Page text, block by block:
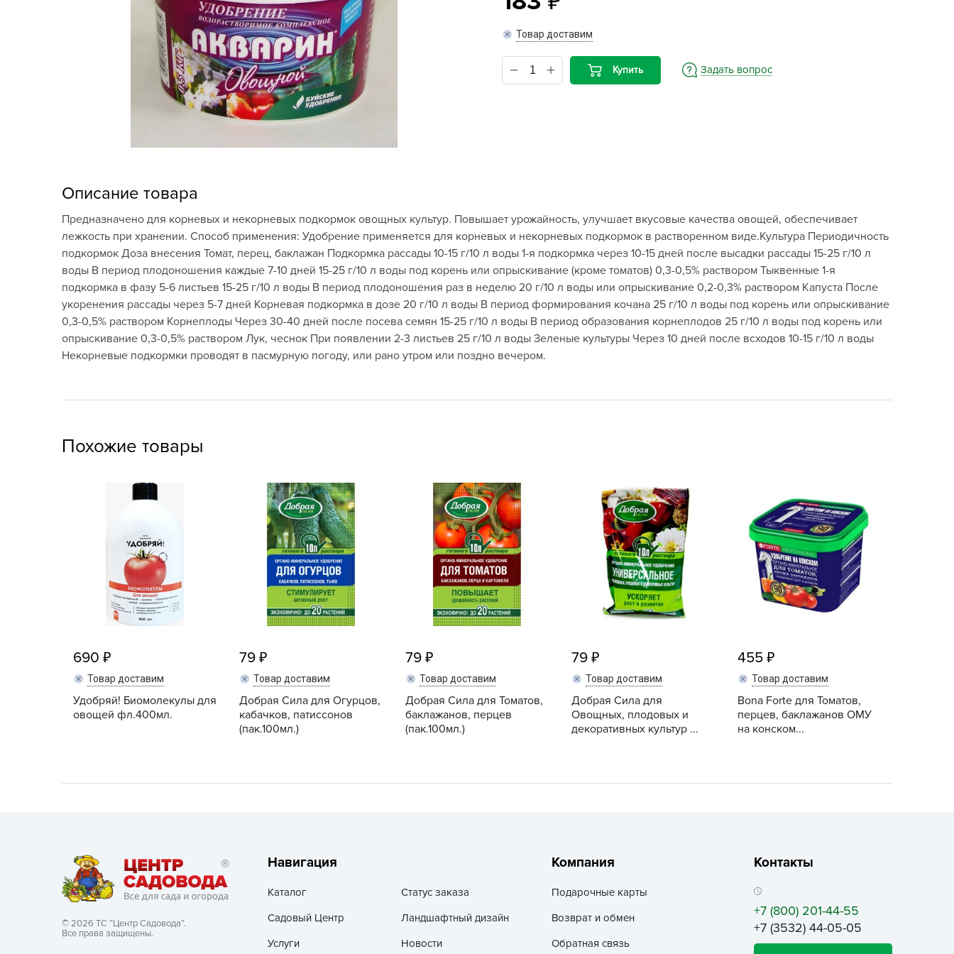
Кашпо, пластик,
Комнатные горшечные
Лук-севок, чеснок
многолетники Весна
Новогодняя продукция
Отдых в саду, пикник
Подарочные карты
Посадочный материал
(контейнер)
Средства для септиков,
прудов и бассейнов
Средства от бытовых и
летающих насекомых,
грызунов
Удобрения
Хозяйственные товары
Bona Forte
Grass
Green Boom
Grinda
GRIZZLY
HoZelock
Lechuza
List'OK
Robin Green
Rubit
Santino
Terra Vita
TORNADICA
TUT BIO
Uniel
АБТ Групп
Агробалт
Агробиотехнология
Аяском
байкал
Банные штучки
Товар доставим
Купить Задать вопрос
Описание товара
Предназначено для корневых и некорневых подкормок овощных культур. Повышает урожайность, улучшает вкусовые качества овощей, обеспечивает
лежкость при хранении. Способ применения: Удобрение применяется для корневых и некорневых подкормок в растворенном виде.Культура Периодичность
подкормок Доза внесения Томат, перец, баклажан Подкормка рассады 10-15 г/10 л воды 1-я подкормка через 10-15 дней после высадки рассады 15-25 г/10 л
воды В период плодоношения каждые 7-10 дней 15-25 г/10 л воды под корень или опрыскивание (кроме томатов) 0,3-0,5% раствором Тыквенные 1-я
подкормка в фазу 5-6 листьев 15-25 г/10 л воды В период плодоношения раз в неделю 20 г/10 л воды или опрыскивание 0,2-0,3% раствором Капуста После
укоренения рассады через 5-7 дней Корневая подкормка в дозе 20 г/10 л воды В период формирования кочана 25 г/10 л воды под корень или опрыскивание
0,3-0,5% раствором Корнеплоды Через 30-40 дней после посева семян 15-25 г/10 л воды В период образования корнеплодов 25 г/10 л воды под корень или
опрыскивание 0,3-0,5% раствором Лук, чеснок При появлении 2-3 листьев 25 г/10 л воды Зеленые культуры Через 10 дней после всходов 10-15 г/10 л воды
Некорневые подкормки проводят в пасмурную погоду, или рано утром или поздно вечером.
Похожие товары
690
Товар доставим
Удобряй! Биомолекулы для
овощей фл.400мл.
79
Товар доставим
Добрая Сила для Огурцов,
кабачков, патиссонов
(пак.100мл.)
79
Товар доставим
Добрая Сила для Томатов,
баклажанов, перцев
(пак.100мл.)
79
Товар доставим
Добрая Сила для
Овощных, плодовых и
декоративных культур ...
455
Товар доставим
Bona Forte для Томатов,
перцев, баклажанов ОМУ
на конском...
© 2026 ТС “Центр Садовода”.
Все права защищены.
Навигация
Каталог
Статус заказа
Садовый Центр
Ландшафтный дизайн
Услуги
Новости
Компания
Подарочные карты
Возврат и обмен
Обратная связь
Контакты
+7 (800) 201-44-55
+7 (3532) 44-05-05